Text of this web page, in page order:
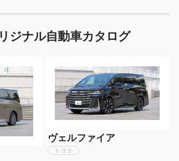
ジナル自動車カタログ
ヴェルファイア
トヨタ